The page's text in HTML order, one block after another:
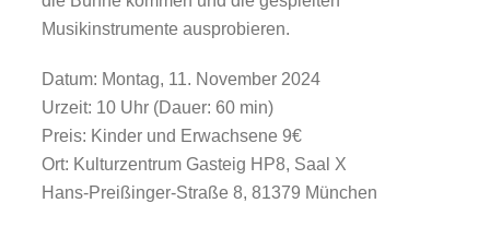
Musikinstrumente ausprobieren.
Datum: Montag, 11. November 2024
Urzeit: 10 Uhr (Dauer: 60 min)
Preis: Kinder und Erwachsene 9€
Ort: Kulturzentrum Gasteig HP8, Saal X
Hans-Preißinger-Straße 8, 81379 München